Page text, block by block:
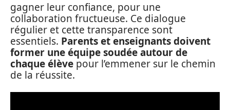
gagner leur confiance, pour une
collaboration fructueuse. Ce dialogue
régulier et cette transparence sont
essentiels. Parents et enseignants doivent
former une équipe soudée autour de
chaque élève pour l’emmener sur le chemin
de la réussite.